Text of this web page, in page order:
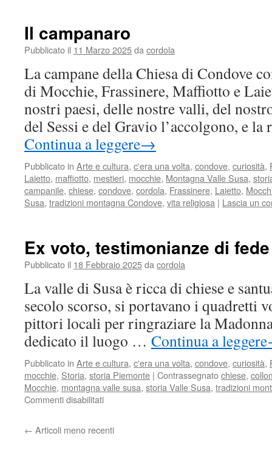
Matòlda
Il campanaro
Pubblicato il 11 Marzo 2025da cordola
La campane della Chiesa di Condove
di Mocchie, Frassinere, Maffiotto e
nostri paesi, delle nostre valli, del
del Sessi e del Gravio l’accolgono, e
Continua a leggere→
Pubblicato in Arte e cultura, c'era una volta, condove, curiosità,
Laietto, maffiotto, mestieri, mocchie, Montagna Valle Susa,
campanile, chiese, condove, cordola, Frassinere, Laietto,
Susa, tradizioni montagna Condove, vita religiosa | Lascia un
Ex voto, testimonianze di
Pubblicato il 18 Febbraio 2025da cordola
La valle di Susa è ricca di chiese e
secolo scorso, si portavano i quadretti
pittori locali per ringraziare la
dedicato il luogo … Continua a leggere
Pubblicato in Arte e cultura, c'era una volta, condove, curiosità,
mocchie, Storia, storia Piemonte | Contrassegnatochiese,
Mocchie, montagna valle susa, storia Valle Susa, tradizioni
Commenti disabilitatisu
testimonianze
← Articoli meno recenti